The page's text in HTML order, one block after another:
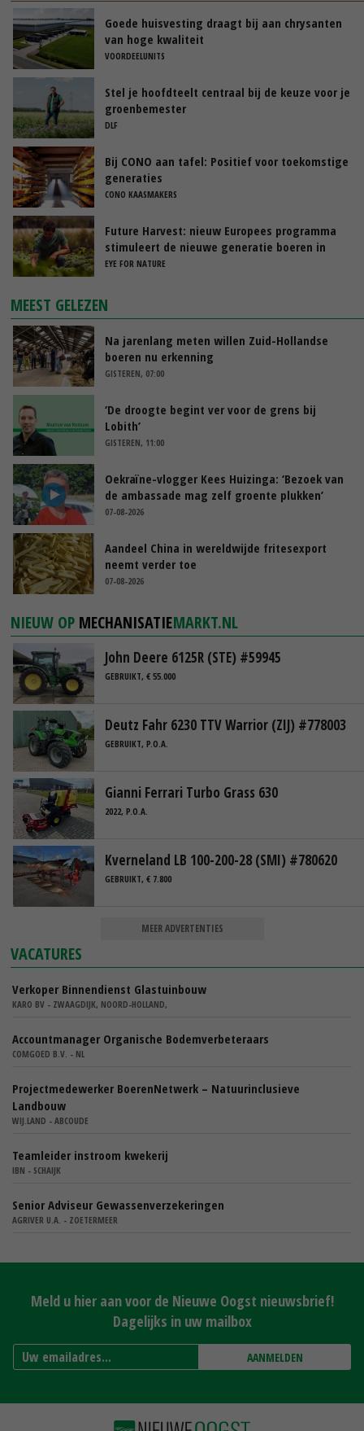
Goede huisvesting draagt bij aan chrysanten
van hoge kwaliteit
VOORDEELUNITS
Stel je hoofdteelt centraal bij de keuze voor je
groenbemester
DLF
Bij CONO aan tafel: Positief voor toekomstige
generaties
CONO KAASMAKERS
Future Harvest: nieuw Europees programma
stimuleert de nieuwe generatie boeren in
Nederland
EYE FOR NATURE
MEEST GELEZEN
Na jarenlang meten willen Zuid-Hollandse
boeren nu erkenning
GISTEREN, 07:00
‘De droogte begint ver voor de grens bij
Lobith’
GISTEREN, 11:00
Oekraïne-vlogger Kees Huizinga: ‘Bezoek van
de ambassade mag zelf groente plukken’
07-08-2026
Aandeel China in wereldwijde fritesexport
neemt verder toe
07-08-2026
NIEUW OP MECHANISATIEMARKT.NL
John Deere 6125R (STE) #59945
GEBRUIKT, € 55.000
Deutz Fahr 6230 TTV Warrior (ZIJ) #778003
GEBRUIKT, P.O.A.
Gianni Ferrari Turbo Grass 630
2022, P.O.A.
Kverneland LB 100-200-28 (SMI) #780620
GEBRUIKT, € 7.800
MEER ADVERTENTIES
VACATURES
Verkoper Binnendienst Glastuinbouw
KARO BV - ZWAAGDIJK, NOORD-HOLLAND,
Accountmanager Organische Bodemverbeteraars
COMGOED B.V. - NL
Projectmedewerker BoerenNetwerk – Natuurinclusieve
Landbouw
WIJ.LAND - ABCOUDE
Teamleider instroom kwekerij
IBN - SCHAIJK
Senior Adviseur Gewassenverzekeringen
AGRIVER U.A. - ZOETERMEER
Meld u hier aan voor de Nieuwe Oogst nieuwsbrief!
Dagelijks in uw mailbox
AANMELDEN